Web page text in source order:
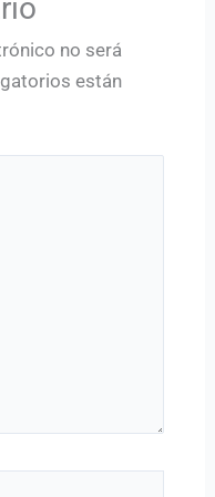
no será
están